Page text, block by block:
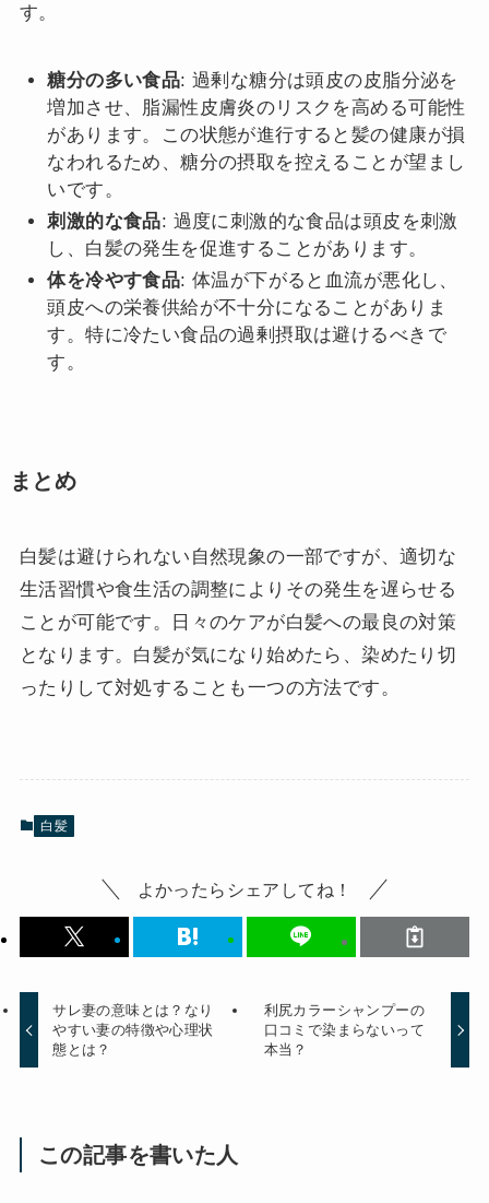
す。
糖分の多い食品: 過剰な糖分は頭皮の皮脂分泌を
増加させ、脂漏性皮膚炎のリスクを高める可能性
があります。この状態が進行すると髪の健康が損
なわれるため、糖分の摂取を控えることが望まし
いです。
刺激的な食品: 過度に刺激的な食品は頭皮を刺激
し、白髪の発生を促進することがあります。
体を冷やす食品: 体温が下がると血流が悪化し、
頭皮への栄養供給が不十分になることがありま
す。特に冷たい食品の過剰摂取は避けるべきで
す。
まとめ
白髪は避けられない自然現象の一部ですが、適切な
生活習慣や食生活の調整によりその発生を遅らせる
ことが可能です。日々のケアが白髪への最良の対策
となります。白髪が気になり始めたら、染めたり切
ったりして対処することも一つの方法です。
白髪
よかったらシェアしてね！
サレ妻の意味とは？なり
やすい妻の特徴や心理状
態とは？
利尻カラーシャンプーの
口コミで染まらないって
本当？
この記事を書いた人